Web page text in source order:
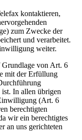
kontaktieren,
zum Zwecke der
und verarbeitet.
weiter.
Grundlage von Art. 6
mit der Erfüllung
In allen übrigen
(Art. 6
berechtigten
wir ein berechtigtes
an uns gerichteten